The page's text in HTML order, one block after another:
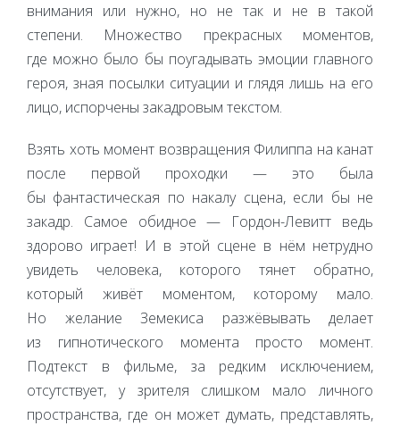
внимания или нужно, но не так и не в такой
степени. Множество прекрасных моментов,
где можно было бы поугадывать эмоции главного
героя, зная посылки ситуации и глядя лишь на его
лицо, испорчены закадровым текстом.
Взять хоть момент возвращения Филиппа на канат
после первой проходки — это была
бы фантастическая по накалу сцена, если бы не
закадр. Самое обидное — Гордон-Левитт ведь
здорово играет! И в этой сцене в нём нетрудно
увидеть человека, которого тянет обратно,
который живёт моментом, которому мало.
Но желание Земекиса разжёвывать делает
из гипнотического момента просто момент.
Подтекст в фильме, за редким исключением,
отсутствует, у зрителя слишком мало личного
пространства, где он может думать, представлять,